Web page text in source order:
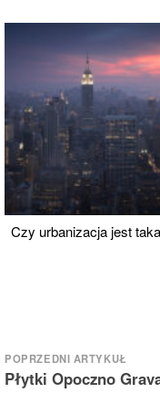
Czy urbanizacja jest
Nawigacja
POPRZEDNI ARTYKUŁ
Płytki Opoczno